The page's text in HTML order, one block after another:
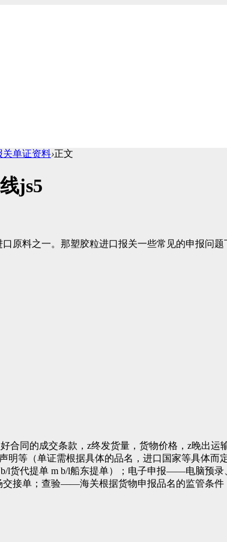
关单证资料›正文
js5
原料之一。那塑胶粒进口报关一些常见的申报问题
同的成交条款，z终发货量，货物价格，z晚出运
明等（单证需根据具体的品名，进口国家等具体而
l货代提单 m b/l船东提单）；电子申报——电脑预
接单；查验——海关根据货物申报品名的监管条件